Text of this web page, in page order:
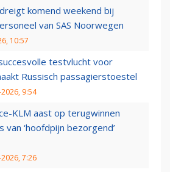
komend weekend bij
van SAS Noorwegen
10:57
testvlucht voor
Russisch passagierstoestel
9:54
KLM aast op terugwinnen
van ‘hoofdpijn bezorgend’
7:26